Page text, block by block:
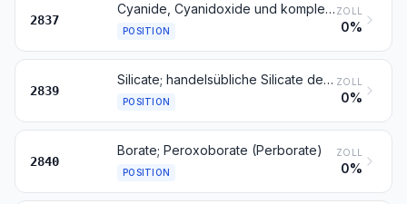
2837
Cyanide, Cyanidoxide und komplexe Cyanide
POSITION
ZOLL
0%
2839
Silicate; handelsübliche Silicate der Alkalimetalle
POSITION
ZOLL
0%
2840
Borate; Peroxoborate (Perborate)
POSITION
ZOLL
0%